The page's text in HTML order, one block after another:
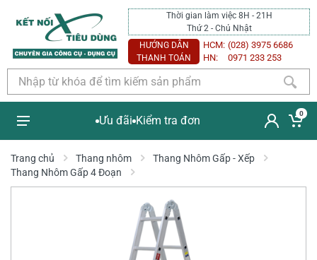
Thời gian làm việc 8H - 21H
Thứ 2 - Chủ Nhật
HƯỚNG DẪN
THANH TOÁN
HCM: (028) 3975 6686
HN:
0971 233 253
Ưu đãi Kiểm tra đơn
0
Trang chủ Thang nhôm
Thang Nhôm Gấp - Xếp
Thang Nhôm Gấp 4 Đoạn